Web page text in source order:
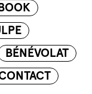
BÉNÉVOLAT